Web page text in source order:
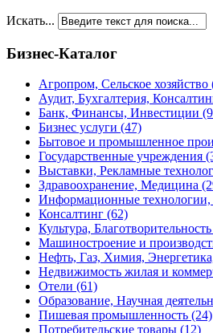
Искать...
Бизнес-Каталог
Агропром, Сельское хозяйство
Аудит, Бухгалтерия,
Банк, Финансы, Инвестиции
Бизнес услуги (47)
Бытовое и промышленное
Государственные учреждения
Выставки, Рекламные
Здравоохранение, Медицина
Информационные
Консалтинг (62)
Культура, Благотворительность
Машиностроение и
Нефть, Газ, Химия,
Недвижимость жилая и
Отели (61)
Образование, Научная
Пишевая промышленность (24)
Потребительские товары (12)